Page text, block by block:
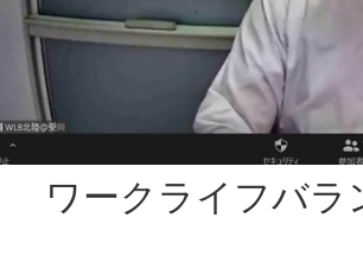
ワークライフバ